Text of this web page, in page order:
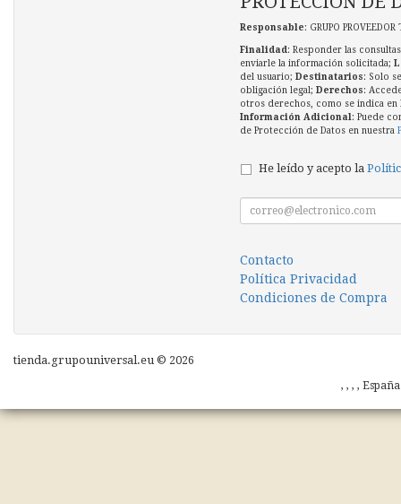
Responsable: GRUPO
Finalidad : Responder las
enviarle la información solicitada;
del usuario; Destinatarios: Solo
obligación legal; Derechos:
otros derechos, como se indica en
Información Adicional : Puede
de Protección de Datos en nuestra
He leído y acepto la
Contacto
Política Privacidad
Condiciones de Compra
tienda.grupouniversal.eu © 2026
, , , ,